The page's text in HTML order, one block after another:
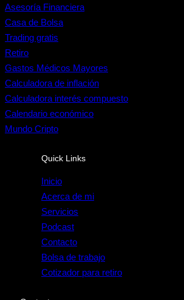
Asesoría Financiera
Casa de Bolsa
Trading gratis
Retiro
Gastos Médicos Mayores
Calculadora de inflación
Calculadora interés compuesto
Calendario económico
Mundo Cripto
Quick Links
Inicio
Acerca de mi
Servicios
Podcast
Contacto
Bolsa de trabajo
Cotizador para retiro